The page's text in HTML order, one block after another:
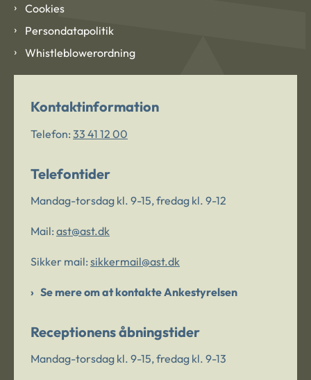
Cookies
Persondatapolitik
Whistleblowerordning
Kontaktinformation
Telefon: 33 41 12 00
Telefontider
Mandag-torsdag kl. 9-15, fredag kl. 9-12
Mail: ast@ast.dk
Sikker mail: sikkermail@ast.dk
Se mere om at kontakte Ankestyrelsen
Receptionens åbningstider
Mandag-torsdag kl. 9-15, fredag kl. 9-13